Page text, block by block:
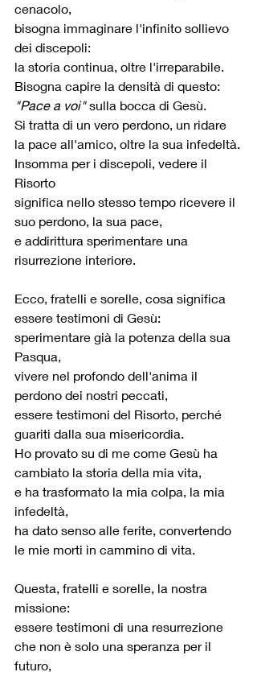
cenacolo,
bisogna immaginare l'infinito sollievo
dei discepoli:
la storia continua, oltre l'irreparabile.
Bisogna capire la densità di questo:
"Pace a voi" sulla bocca di Gesù.
Si tratta di un vero perdono, un ridare
la pace all'amico, oltre la sua infedeltà.
Insomma per i discepoli, vedere il
Risorto
significa nello stesso tempo ricevere il
suo perdono, la sua pace,
e addirittura sperimentare una
risurrezione interiore.
Ecco, fratelli e sorelle, cosa significa
essere testimoni di Gesù:
sperimentare già la potenza della sua
Pasqua,
vivere nel profondo dell'anima il
perdono dei nostri peccati,
essere testimoni del Risorto, perché
guariti dalla sua misericordia.
Ho provato su di me come Gesù ha
cambiato la storia della mia vita,
e ha trasformato la mia colpa, la mia
infedeltà,
ha dato senso alle ferite, convertendo
le mie morti in cammino di vita.
Questa, fratelli e sorelle, la nostra
missione:
essere testimoni di una resurrezione
che non è solo una speranza per il
futuro,